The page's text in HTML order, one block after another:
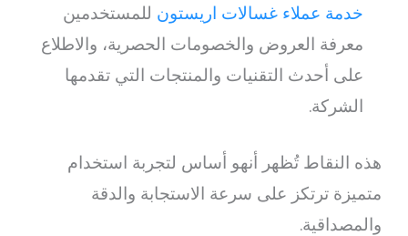
خدمة عملاء غسالات اريستون للمستخدمين
معرفة العروض والخصومات الحصرية، والاطلاع
على أحدث التقنيات والمنتجات التي تقدمها
الشركة.
هذه النقاط تُظهر أنهو أساس لتجربة استخدام
متميزة ترتكز على سرعة الاستجابة والدقة
والمصداقية.